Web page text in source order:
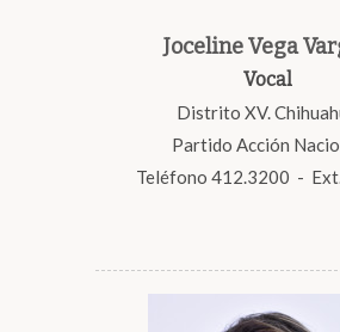
Joceline Vega
Vocal
Distrito XV.
Partido Acción
Teléfono 412.3200 -